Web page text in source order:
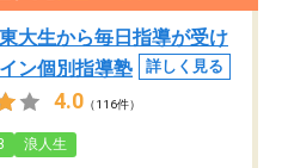
大生から毎日指導が受け
ン個別指導塾
詳しく見る
4.0 （116件）
浪人生